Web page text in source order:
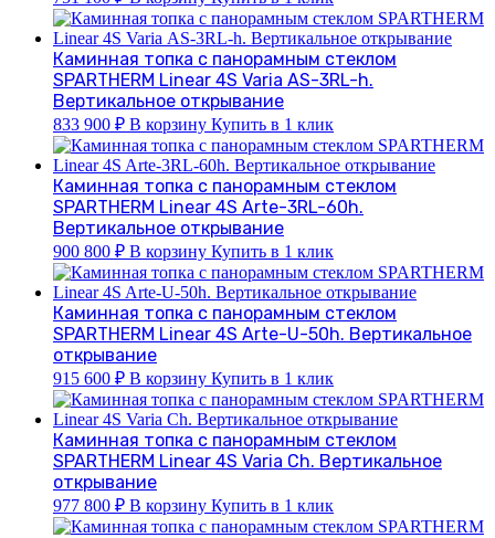
Каминная топка с панорамным стеклом
SPARTHERM Linear 4S Varia АS-3RL-h.
Вертикальное открывание
833 900 ₽ В корзину Купить в 1 клик
Каминная топка с панорамным стеклом
SPARTHERM Linear 4S Arte-3RL-60h.
Вертикальное открывание
900 800 ₽ В корзину Купить в 1 клик
Каминная топка с панорамным стеклом
SPARTHERM Linear 4S Arte-U-50h. Вертикальное
открывание
915 600 ₽ В корзину Купить в 1 клик
Каминная топка с панорамным стеклом
SPARTHERM Linear 4S Varia Ch. Вертикальное
открывание
977 800 ₽ В корзину Купить в 1 клик